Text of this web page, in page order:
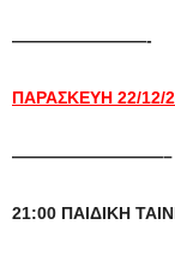
————————-
ΠΑΡΑΣΚΕΥΗ 22/12/
—————————–
21:00 ΠΑΙΔΙΚΗ